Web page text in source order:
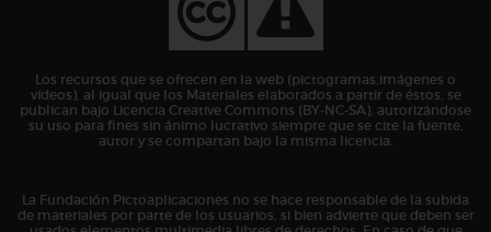
Los recursos que se ofrecen en la web (pictogramas,imágenes o
vídeos), al igual que los Materiales elaborados a partir de éstos, se
publican bajo Licencia Creative Commons (BY-NC-SA), autorizándose
su uso para fines sin ánimo lucrativo siempre que se cite la fuente,
autor y se compartan bajo la misma licencia.
La Fundación Pictoaplicaciones no se hace responsable de la subida
de materiales por parte de los usuarios, si bien advierte que deben ser